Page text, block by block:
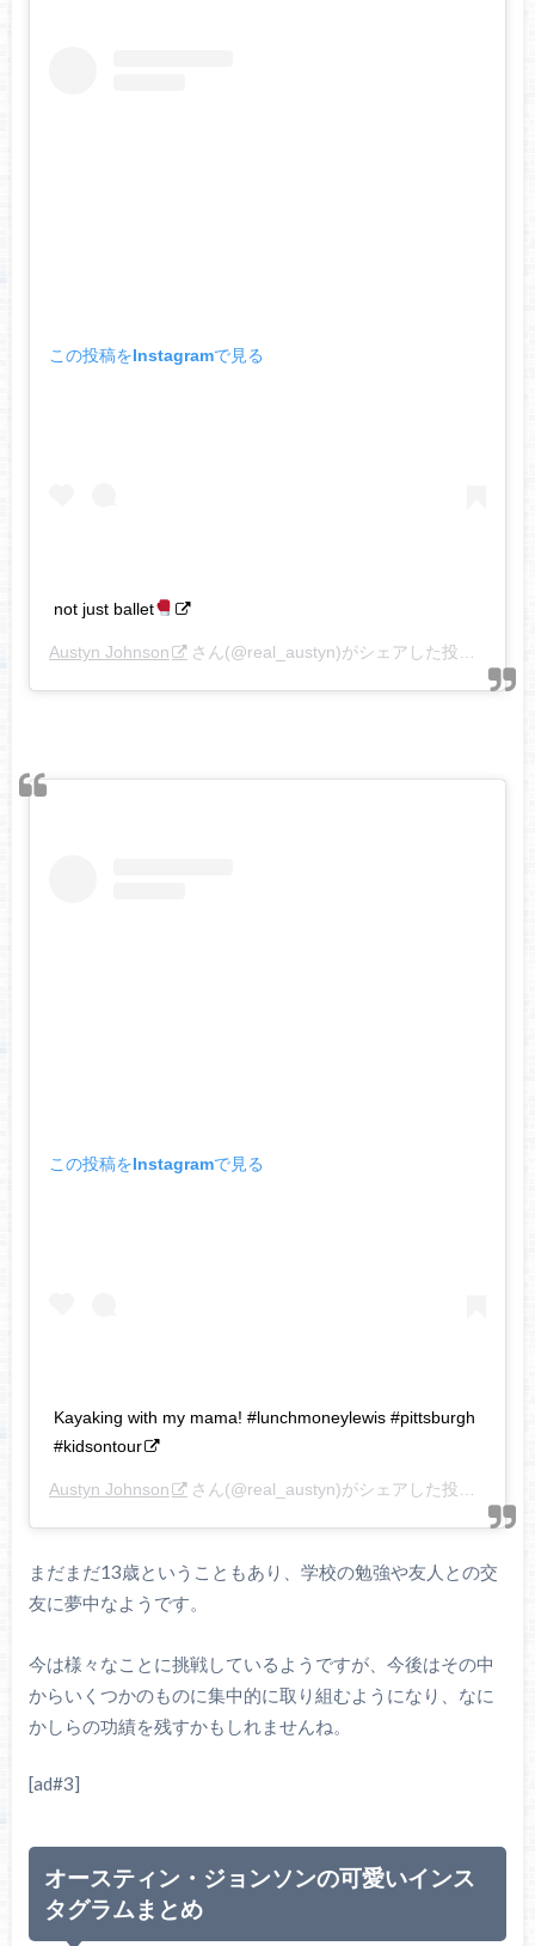
この投稿をInstagramで見る
not just ballet
Austyn Johnson さん(@real_austyn)がシェアした投稿 –
この投稿をInstagramで見る
Kayaking with my mama! #lunchmoneylewis #pittsburgh
#kidsontour
Austyn Johnson さん(@real_austyn)がシェアした投稿 –
まだまだ13歳ということもあり、学校の勉強や友人との交
友に夢中なようです。
今は様々なことに挑戦しているようですが、今後はその中
からいくつかのものに集中的に取り組むようになり、なに
かしらの功績を残すかもしれませんね。
[ad#3]
オースティン・ジョンソンの可愛いインス
タグラムまとめ